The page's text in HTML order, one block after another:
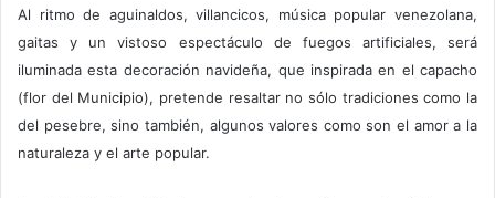
Al ritmo de aguinaldos, villancicos, música popular venezolana,
gaitas y un vistoso espectáculo de fuegos artificiales, será
iluminada esta decoración navideña, que inspirada en el capacho
(flor del Municipio), pretende resaltar no sólo tradiciones como la
del pesebre, sino también, algunos valores como son el amor a la
naturaleza y el arte popular.